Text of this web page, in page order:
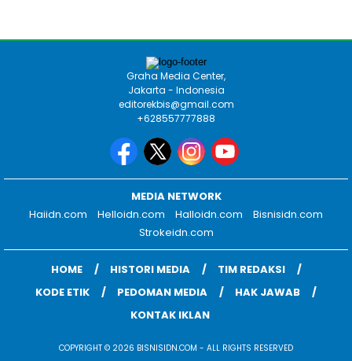
Graha Media Center,
Jakarta - Indonesia
editorekbis@gmail.com
+628557777888
MEDIA NETWORK
Haiidn.com
Helloidn.com Halloidn.com
Bisnisidn.com
Strokeidn.com
HOME HISTORI MEDIA
TIM REDAKSI
KODE ETIK
PEDOMAN MEDIA
HAK JAWAB
KONTAK IKLAN
COPYRIGHT © 2026 BISNISIDN.COM - ALL RIGHTS RESERVED